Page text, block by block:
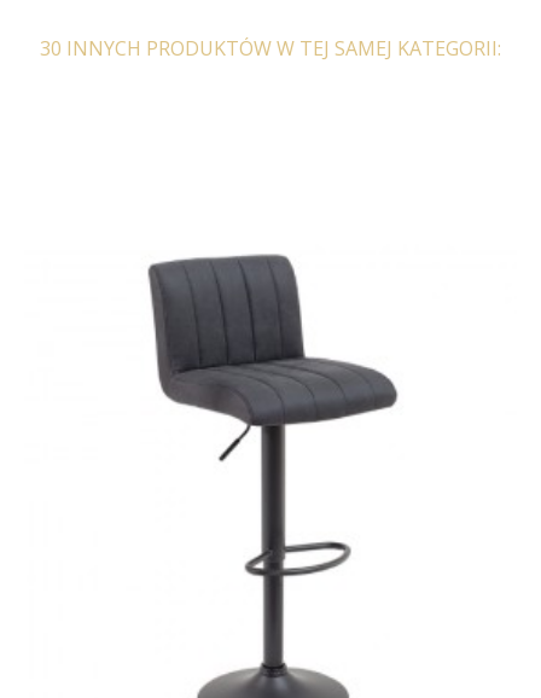
STÓŁ ROXBY 105 CM DĄB
STÓŁ ROXBY 120X80 CM
30 INNYCH PRODUKTÓW W TEJ SAMEJ KATEGORII: